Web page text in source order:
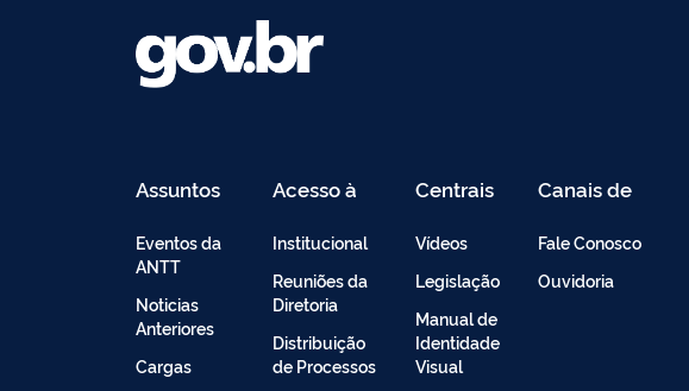
Assuntos
Eventos da
ANTT
Noticias
Anteriores
Cargas
Acesso à
Institucional
Reuniões da
Diretoria
Distribuição
de Processos
Centrais
Vídeos
Legislação
Manual de
Identidade
Visual
Canais de
Fale Conosco
Ouvidoria